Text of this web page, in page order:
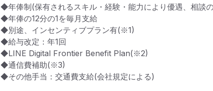
◆年俸制(保有されるスキル・経験・能力により優遇、相談
◆年俸の12分の1を毎月支給
◆別途、インセンティブプラン有(※1)
◆給与改定：年1回
◆LINE Digital Frontier Benefit Plan(※2)
◆通信費補助(※3)
◆その他手当：交通費支給(会社規定による)